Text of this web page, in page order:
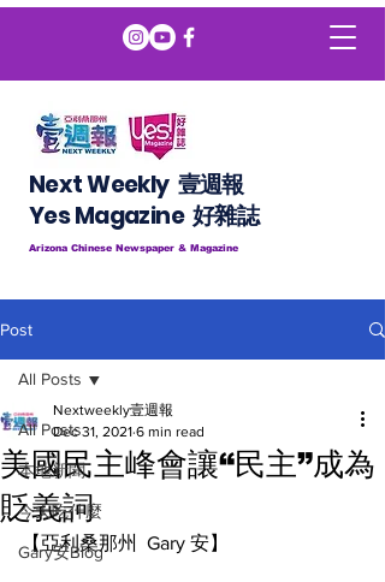
Next Weekly 壹週報
​​Yes Magazine 好雜誌
Arizona Chinese Newspaper & Magazine
Post
All Posts
本地新聞
今天吃什麼
Gary安Blog
All Posts
美國民主峰會讓“民主”成為
貶義詞
Nextweekly壹週報
Dec 31, 2021 6 min read
【亞利桑那州  Gary 安】